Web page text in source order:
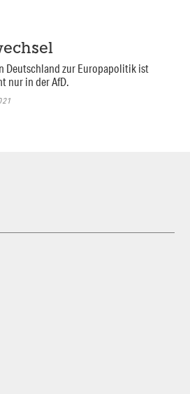
Deutschland zur Europapolitik ist
nur in der AfD.